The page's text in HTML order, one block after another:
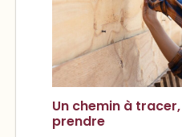
Un chemin à
prendre